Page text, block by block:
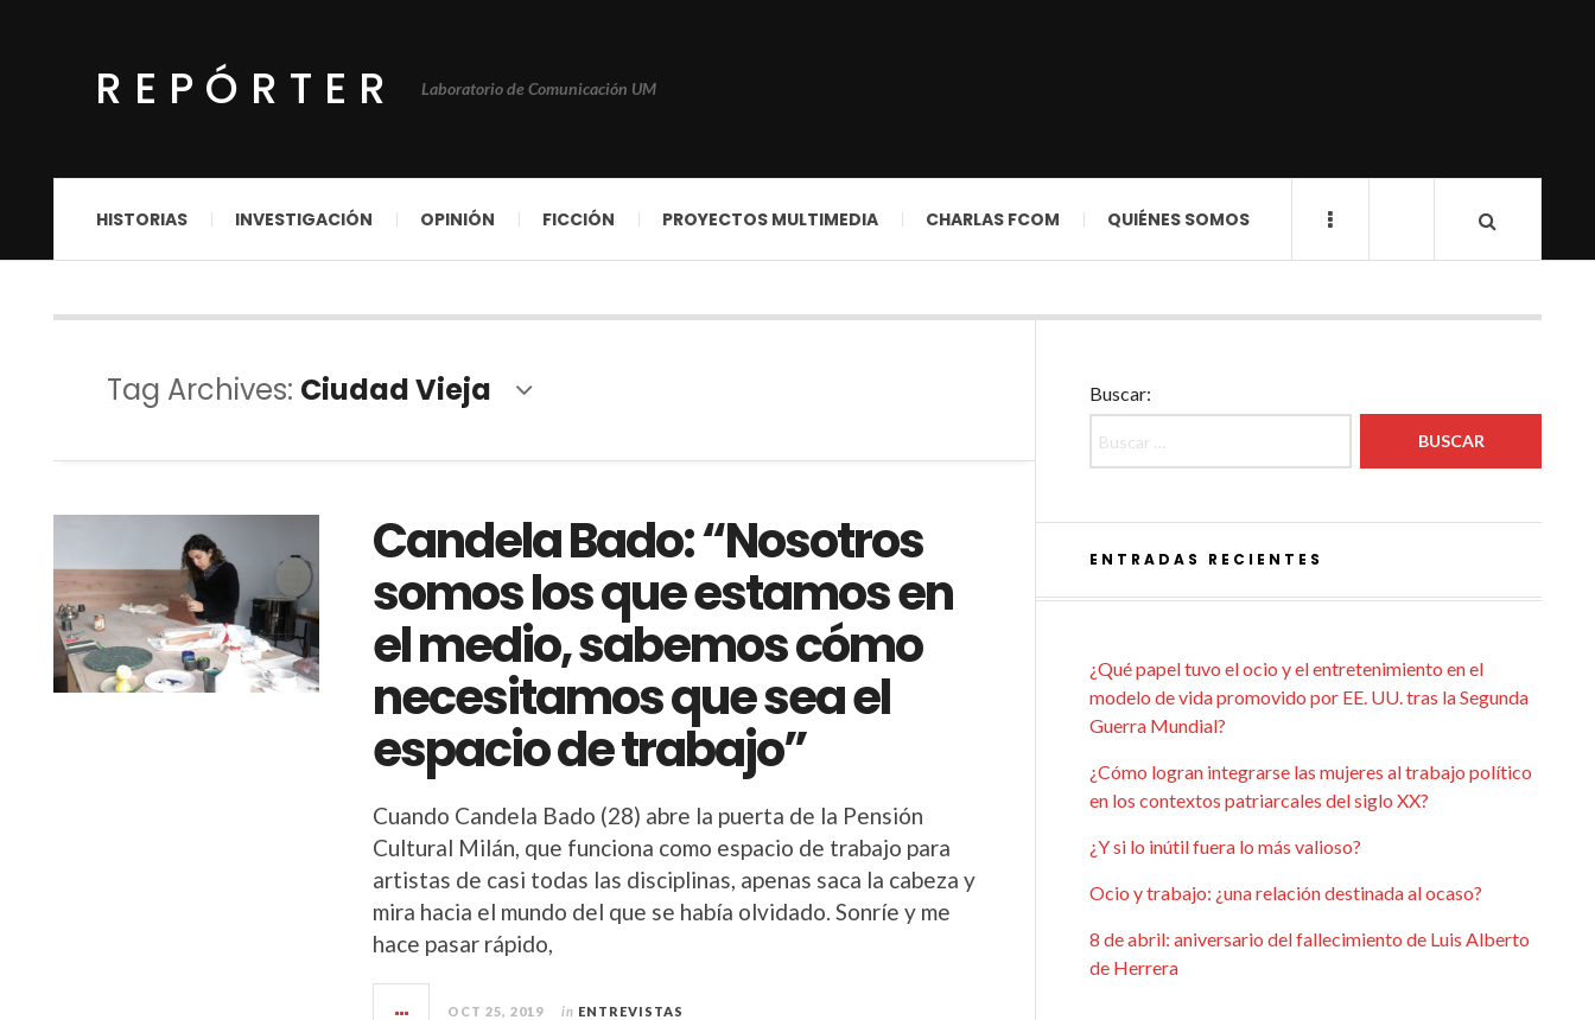
REPÓRTER Laboratorio de Comunicación UM
HISTORIAS INVESTIGACIÓN OPINIÓN FICCIÓN PROYECTOS MULTIMEDIA CHARLAS FCOM QUIÉNES SOMOS
Tag Archives: Ciudad Vieja
Candela Bado: “Nosotros
somos los que estamos en
el medio, sabemos cómo
necesitamos que sea el
espacio de trabajo”
Cuando Candela Bado (28) abre la puerta de la Pensión
Cultural Milán, que funciona como espacio de trabajo para
artistas de casi todas las disciplinas, apenas saca la cabeza y
mira hacia el mundo del que se había olvidado. Sonríe y me
hace pasar rápido,
OCT 25, 2019 in ENTREVISTAS
Buscar:
ENTRADAS RECIENTES
¿Qué papel tuvo el ocio y el entretenimiento en el
modelo de vida promovido por EE. UU. tras la Segunda
Guerra Mundial?
¿Cómo logran integrarse las mujeres al trabajo político
en los contextos patriarcales del siglo XX?
¿Y si lo inútil fuera lo más valioso?
Ocio y trabajo: ¿una relación destinada al ocaso?
8 de abril: aniversario del fallecimiento de Luis Alberto
de Herrera